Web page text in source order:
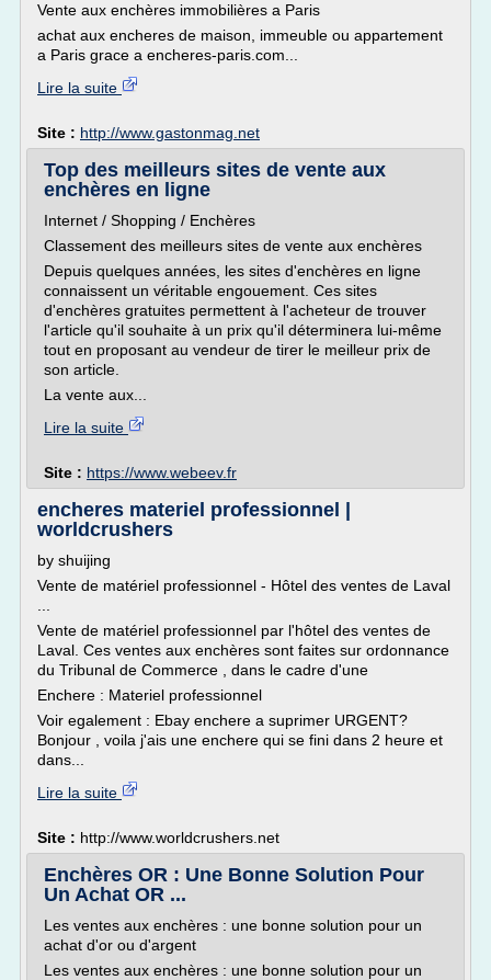
Vente aux enchères immobilières a Paris
achat aux encheres de maison, immeuble ou appartement
a Paris grace a encheres-paris.com...
Lire la suite
Site : http://www.gastonmag.net
Top des meilleurs sites de vente aux
enchères en ligne
Internet / Shopping / Enchères
Classement des meilleurs sites de vente aux enchères
Depuis quelques années, les sites d'enchères en ligne
connaissent un véritable engouement. Ces sites
d'enchères gratuites permettent à l'acheteur de trouver
l'article qu'il souhaite à un prix qu'il déterminera lui-même
tout en proposant au vendeur de tirer le meilleur prix de
son article.
La vente aux...
Lire la suite
Site : https://www.webeev.fr
encheres materiel professionnel |
worldcrushers
by shuijing
Vente de matériel professionnel - Hôtel des ventes de Laval
Vente de matériel professionnel par l'hôtel des ventes de
Laval. Ces ventes aux enchères sont faites sur ordonnance
du Tribunal de Commerce , dans le cadre d'une
Enchere : Materiel professionnel
Voir egalement : Ebay enchere a suprimer URGENT?
Bonjour , voila j'ais une enchere qui se fini dans 2 heure et
dans...
Lire la suite
Site : http://www.worldcrushers.net
Enchères OR : Une Bonne Solution Pour
Un Achat OR ...
Les ventes aux enchères : une bonne solution pour un
achat d'or ou d'argent
Les ventes aux enchères : une bonne solution pour un